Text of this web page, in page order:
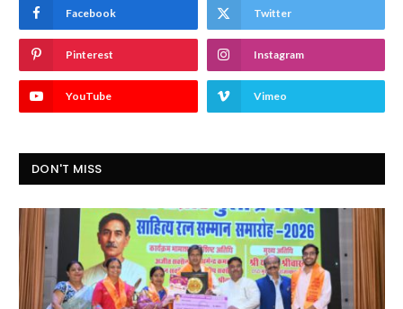
Facebook Twitter
Pinterest Instagram
YouTube Vimeo
DON'T MISS